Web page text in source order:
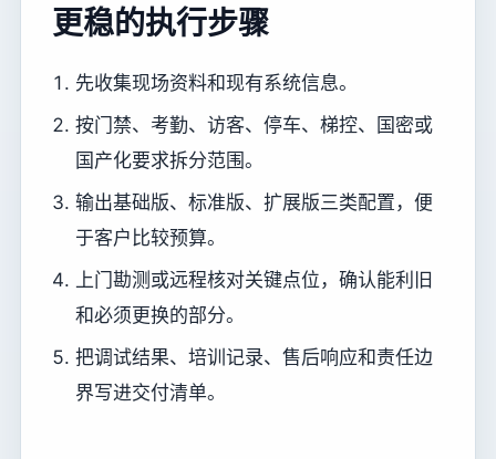
更稳的执行步骤
先收集现场资料和现有系统信息。
按门禁、考勤、访客、停车、梯控、国密或
国产化要求拆分范围。
输出基础版、标准版、扩展版三类配置，便
于客户比较预算。
上门勘测或远程核对关键点位，确认能利旧
和必须更换的部分。
把调试结果、培训记录、售后响应和责任边
界写进交付清单。